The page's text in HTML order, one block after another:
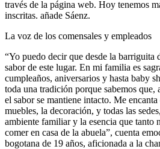
través de la página web. Hoy tenemos
inscritas. añade Sáenz.
La voz de los comensales y empleados
“Yo puedo decir que desde la barriguita
sabor de este lugar. En mi familia es
cumpleaños, aniversarios y hasta baby
toda una tradición porque sabemos que,
el sabor se mantiene intacto. Me
muebles, la decoración, y todas las
ambiente familiar y la esencia que tanto
comer en casa de la abuela”, cuenta
bogotana de 19 años, aficionada a la